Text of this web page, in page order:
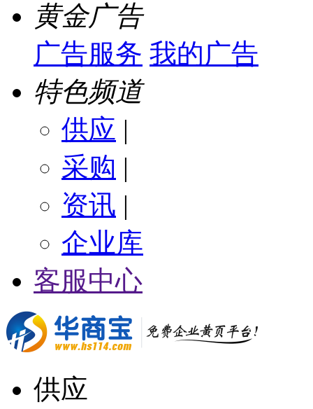
黄金广告
广告服务 我的广告
特色频道
供应 |
采购 |
资讯 |
企业库
客服中心
供应